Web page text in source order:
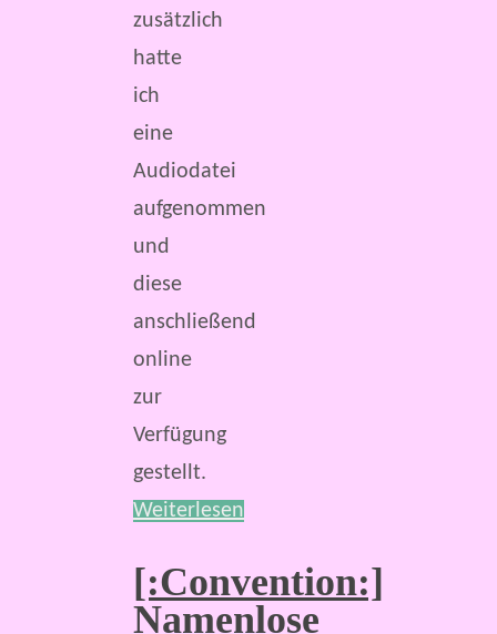
zusätzlich
hatte
ich
eine
Audiodatei
aufgenommen
und
diese
anschließend
online
zur
Verfügung
gestellt.
Weiterlesen
[:Convention:]
Namenlose